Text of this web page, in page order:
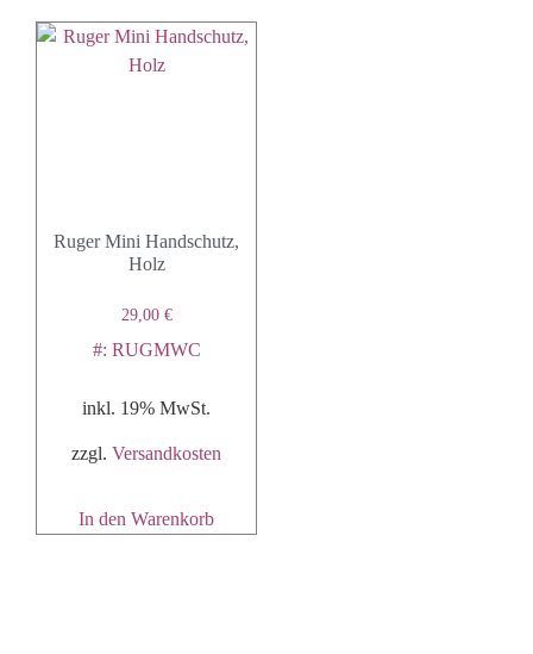
Ruger Mini Handschutz,
Holz
29,00 €
#: RUGMWC
inkl. 19% MwSt.
zzgl.Versandkosten
In den Warenkorb